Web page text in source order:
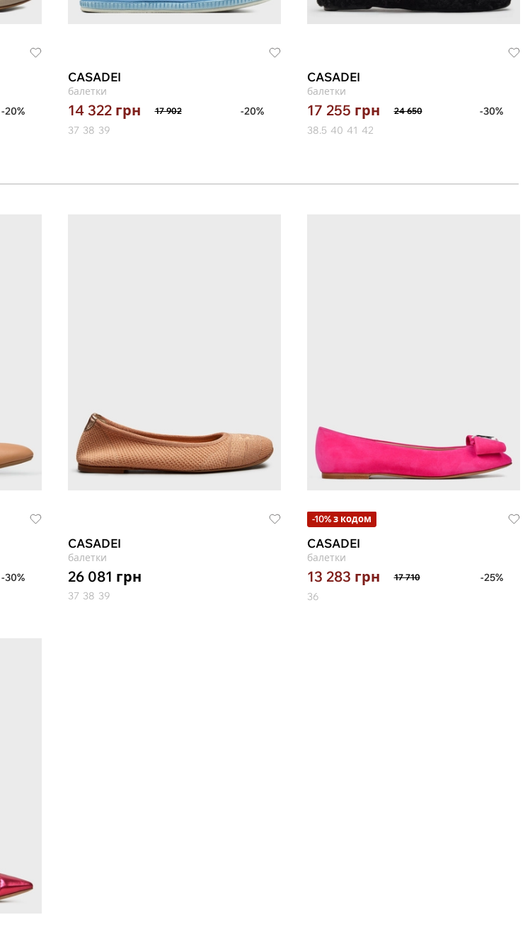
-20%
CASADEI
балетки
14 322 грн 17 902
-20%
37 38 39
CASADEI
балетки
17 255 грн 24 650
-30%
38.5 40 41 42
-30%
CASADEI
балетки
26 081 грн
37 38 39
-10% з кодом
CASADEI
балетки
13 283 грн 17 710
-25%
36